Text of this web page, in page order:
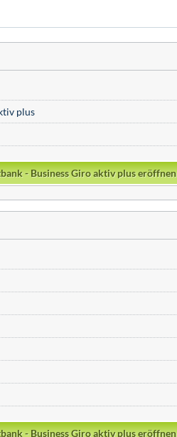
plus
- Business Giro aktiv plus eröffnen
- Business Giro aktiv plus eröffnen